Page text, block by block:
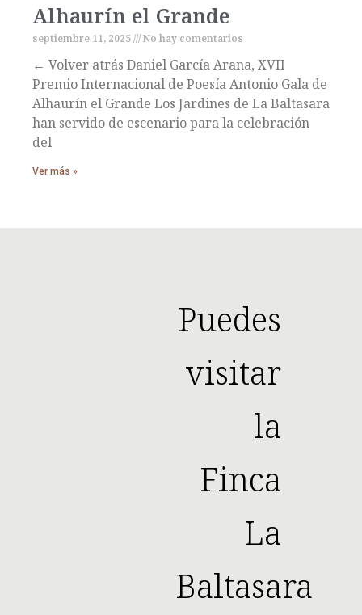
Alhaurín el Grande
septiembre 11, 2025 No hay comentarios
← Volver atrás Daniel García Arana, XVII
Premio Internacional de Poesía Antonio Gala de
Alhaurín el Grande Los Jardines de La Baltasara
han servido de escenario para la celebración
del
Ver más »
Puedes
visitar
la
Finca
La
Baltasara